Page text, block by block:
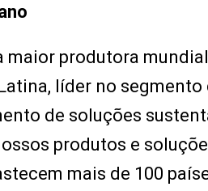
maior produtora
líder no
de soluções
produtos e
mais de 100